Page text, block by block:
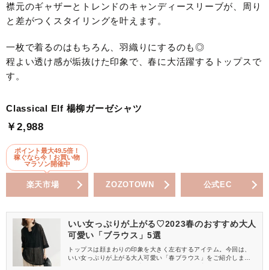
襟元のギャザーとトレンドのキャンディースリーブが、周り
と差がつくスタイリングを叶えます。
一枚で着るのはもちろん、羽織りにするのも◎
程よい透け感が垢抜けた印象で、春に大活躍するトップスで
す。
Classical Elf 楊柳ガーゼシャツ
￥2,988
ポイント最大49.5倍！
稼ぐなら今！お買い物
マラソン開催中
楽天市場 ZOZOTOWN 公式EC
いい女っぷりが上がる♡2023春のおすすめ大人
可愛い「ブラウス」5選
トップスは顔まわりの印象を大きく左右するアイテム。今回は、
いい女っぷりが上がる大人可愛い「春ブラウス」をご紹介しま